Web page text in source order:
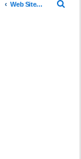
Web Sitenizi Tanıtın..!